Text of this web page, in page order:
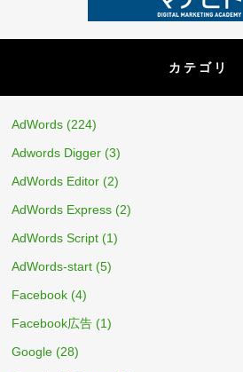
カテゴリ
AdWords (224)
Adwords Digger (3)
AdWords Editor (2)
AdWords Express (2)
AdWords Script (1)
AdWords-start (5)
Facebook (4)
Facebook広告 (1)
Google (28)